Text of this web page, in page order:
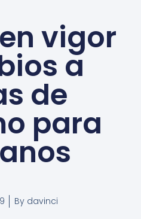
vigor
a
de
para
Bydavinci